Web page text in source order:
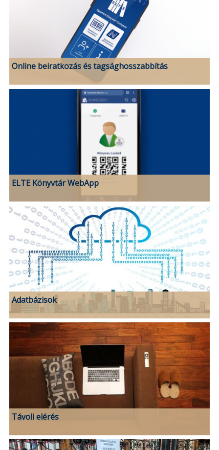
Online beiratkozás és tagsághosszabbítás
ELTE Könyvtár WebApp
Adatbázisok
Távoli elérés